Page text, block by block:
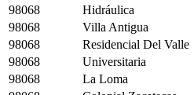
98068
Hidráulica
98068
Villa Antigua
98068
Residencial Del Valle
98068
Universitaria
98068
La Loma